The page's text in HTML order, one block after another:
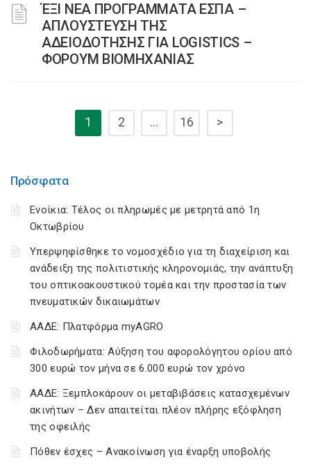
ΈΞΙ ΝΕΑ ΠΡΟΓΡΑΜΜΑΤΑ ΕΣΠΑ –
AΠΛΟΥΣΤΕΥΣΗ ΤΗΣ
ΑΔΕΙΟΔΟΤΗΣΗΣ ΓΙΑ LOGISTICS –
ΦΟΡΟΥΜ ΒΙΟΜΗΧΑΝΙΑΣ
1 2 … 16 >
Πρόσφατα
Ενοίκια: Τέλος οι πληρωμές με μετρητά από 1η
Οκτωβρίου
Υπερψηφίσθηκε το νομοσχέδιο για τη διαχείριση και
ανάδειξη της πολιτιστικής κληρονομιάς, την ανάπτυξη
του οπτικοακουστικού τομέα και την προστασία των
πνευματικών δικαιωμάτων
ΑΑΔΕ: Πλατφόρμα myAGRO
Φιλοδωρήματα: Αύξηση του αφορολόγητου ορίου από
300 ευρώ τον μήνα σε 6.000 ευρώ τον χρόνο
ΑΑΔΕ: Ξεμπλοκάρουν οι μεταβιβάσεις κατασχεμένων
ακινήτων – Δεν απαιτείται πλέον πλήρης εξόφληση
της οφειλής
Πόθεν έσχες – Ανακοίνωση για έναρξη υποβολής